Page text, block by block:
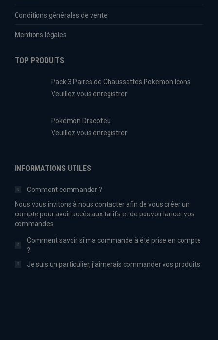
Conditions générales de vente
Mentions légales
TOP PRODUITS
Pack 3 Paires de Chaussettes Pokemon Icons
Veuillez vous enregistrer
Pokemon Dracofeu
Veuillez vous enregistrer
INFORMATIONS UTILES
Comment commander ?
Nous vous invitons à nous contacter afin de vous créer un
compte pour avoir accès aux tarifs et de pouvoir lancer vos
commandes
Comment savoir si ma commande à été prise en compte
?
Je suis un particulier, j'aimerais commander vos produits